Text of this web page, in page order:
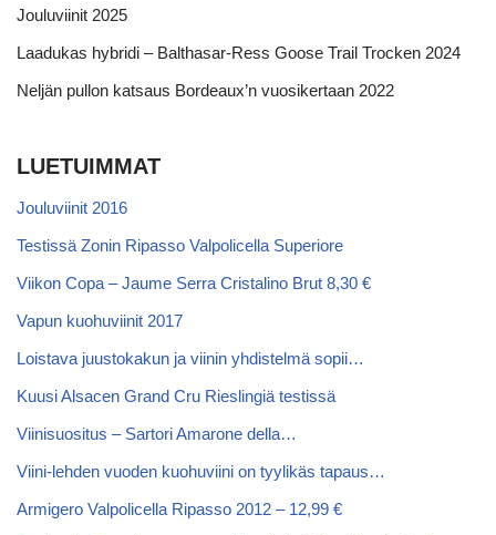
Jouluviinit 2025
Laadukas hybridi – Balthasar-Ress Goose Trail Trocken 2024
Neljän pullon katsaus Bordeaux’n vuosikertaan 2022
LUETUIMMAT
Jouluviinit 2016
Testissä Zonin Ripasso Valpolicella Superiore
Viikon Copa – Jaume Serra Cristalino Brut 8,30 €
Vapun kuohuviinit 2017
Loistava juustokakun ja viinin yhdistelmä sopii…
Kuusi Alsacen Grand Cru Rieslingiä testissä
Viinisuositus – Sartori Amarone della…
Viini-lehden vuoden kuohuviini on tyylikäs tapaus…
Armigero Valpolicella Ripasso 2012 – 12,99 €